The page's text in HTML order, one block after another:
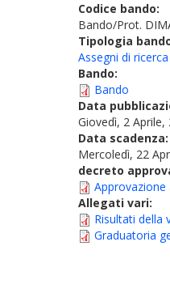
Codice bando:
Bando/Prot.
Tipologia
Assegni di ricerca
Bando:
Bando
Data
Giovedì, 2 Aprile,
Data scadenza:
Mercoledì, 22
decreto
Approvazione
Allegati vari:
Risultati della
Graduatoria